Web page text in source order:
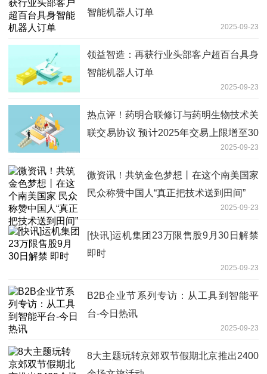
智能机器人订单
2025-09-23
领益智造：再获行业头部客户超百台具身
智能机器人订单
2025-09-23
热点评！药明合联修订与药明生物技术关
联交易协议 预计2025年交易上限增至30
2025-09-23
微资讯！共筑金色梦想丨在这个南美国家
民众称赞中国人“真正把技术送到田间”
2025-09-23
[快讯]运机集团23万限售股9月30日解禁
即时
2025-09-23
B2B企业节系列专访：从工具到智能平
台-今日热讯
2025-09-23
8大主题玩转京郊双节假期北京推出2400